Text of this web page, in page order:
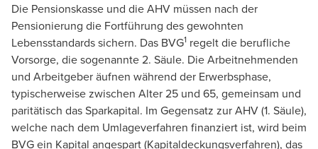
Die Pensionskasse und die AHV müssen nach der
Pensionierung die Fortführung des gewohnten
Lebensstandards sichern. Das BVG1 regelt die berufliche
Vorsorge, die sogenannte 2. Säule. Die Arbeitnehmenden
und Arbeitgeber äufnen während der Erwerbsphase,
typischerweise zwischen Alter 25 und 65, gemeinsam und
paritätisch das Sparkapital. Im Gegensatz zur AHV (1. Säule),
welche nach dem Umlageverfahren finanziert ist, wird beim
BVG ein Kapital angespart (Kapitaldeckungsverfahren), das